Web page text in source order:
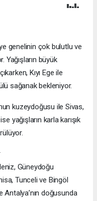
genelinin çok bulutlu ve
Yağışların büyük
Kıyı Ege ile
sağanak bekleniyor.
kuzeydoğusu ile Sivas,
yağışların karla karışık
Güneydoğu
Tunceli ve Bingöl
Antalya’nın doğusunda